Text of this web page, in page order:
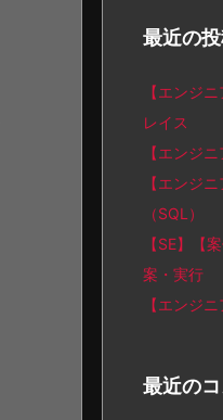
最近の
【エンジ
レイス
【エンジ
【エンジ
（SQL）
【SE】【
案・実行
【エンジ
最近の